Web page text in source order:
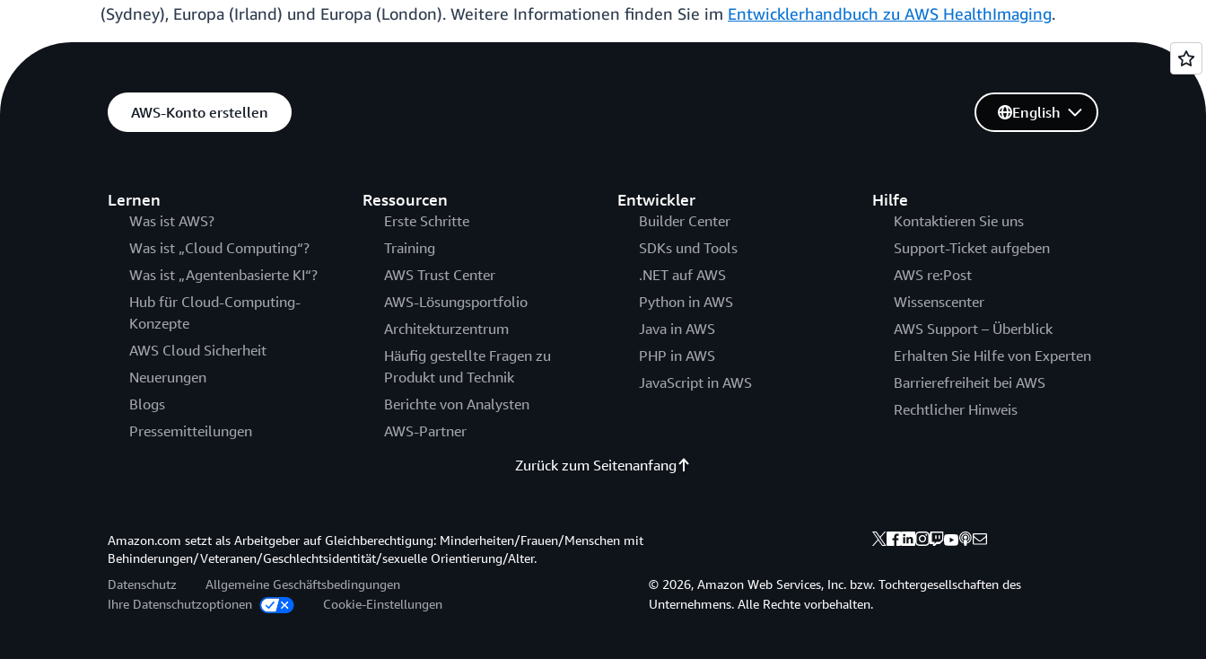
(Sydney), Europa (Irland) und Europa (London). Weitere Informationen finden Sie im Entwicklerhandbuch zu AWS HealthImaging.
AWS-Konto erstellen
Lernen
Was ist AWS?
Was ist „Cloud Computing“?
Was ist „Agentenbasierte KI“?
Hub für Cloud-Computing-
Konzepte
AWS Cloud Sicherheit
Neuerungen
Blogs
Pressemitteilungen
Ressourcen
Erste Schritte
Training
AWS Trust Center
AWS-Lösungsportfolio
Architekturzentrum
Häufig gestellte Fragen zu
Produkt und Technik
Berichte von Analysten
AWS-Partner
Entwickler
Builder Center
SDKs und Tools
.NET auf AWS
Python in AWS
Java in AWS
PHP in AWS
JavaScript in AWS
Hilfe
Kontaktieren Sie uns
Support-Ticket aufgeben
AWS re:Post
Wissenscenter
AWS Support – Überblick
Erhalten Sie Hilfe von Experten
Barrierefreiheit bei AWS
Rechtlicher Hinweis
English
Zurück zum Seitenanfang
Amazon.com setzt als Arbeitgeber auf Gleichberechtigung: Minderheiten/Frauen/Menschen mit
Behinderungen/Veteranen/Geschlechtsidentität/sexuelle Orientierung/Alter.
Datenschutz
Allgemeine Geschäftsbedingungen
Ihre Datenschutzoptionen
Cookie-Einstellungen
© 2026, Amazon Web Services, Inc. bzw. Tochtergesellschaften des
Unternehmens. Alle Rechte vorbehalten.